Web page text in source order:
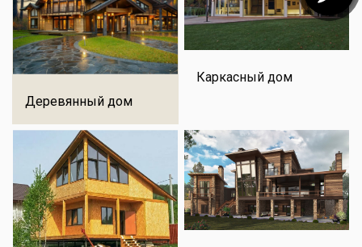
Деревянный дом
Каркасный дом